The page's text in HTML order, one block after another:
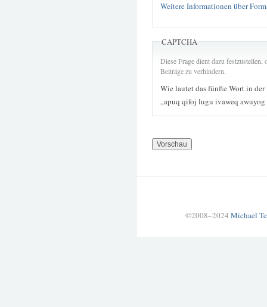
Weitere Informationen über
CAPTCHA
Diese Frage dient dazu
Beiträge zu verhindern.
Wie lautet das fünfte Wort in der
„apuq qifoj lugu ivaweq
©2008–2024 Michael